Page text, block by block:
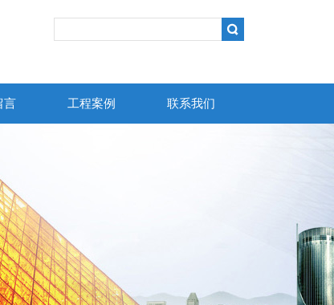
言 工程案例 联系我们